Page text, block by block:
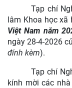
Tạp chí
lâm Khoa học xã
Việt Nam năm
ngày 28-4-2026
đính kèm).
Tạp chí
kính mời các